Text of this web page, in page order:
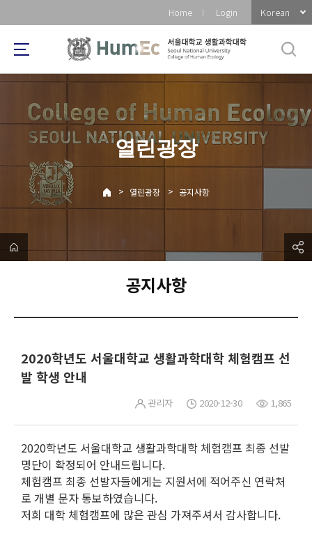
로
메
Home Login Korean
열린광장
> 열린광장 > 공지사항
공지사항
2020학년도 서울대학교 생활과학대학 체험캠프 선
발 학생 안내
관리자 2020-12-30 1,865
2020학년도 서울대학교 생활과학대학 체험캠프 최종 선발
명단이 확정되어 안내드립니다.
체험캠프 최종 선발자들에게는 지원서에 적어주신 연락처
로 개별 문자 통보하였습니다.
저희 대학 체험캠프에 많은 관심 가져주셔서 감사합니다.